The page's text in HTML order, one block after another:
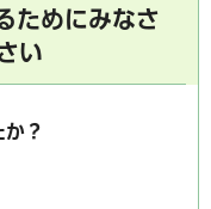
ためにみなさ
い
？